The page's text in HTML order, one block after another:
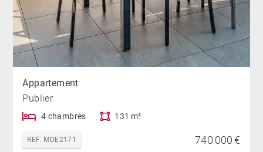
Appartement
Publier
4 chambres 131 m²
REF. MDE2171 740 000 €